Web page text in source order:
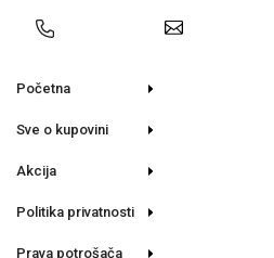
Početna
Sve o kupovini
Akcija
Politika privatnosti
Prava potrošača